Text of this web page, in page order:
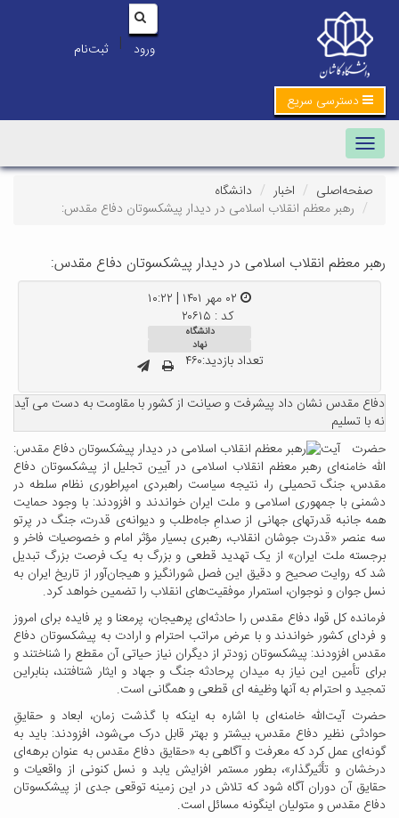
ورود | ثبت‌نام
دسترسی سریع
Toggle navigation
صفحه‌اصلی اخبار
دانشگاه
رهبر معظم انقلاب اسلامی در دیدار پیشکسوتان دفاع مقدس:
رهبر معظم انقلاب اسلامی در دیدار پیشکسوتان دفاع مقدس:
کد : ۲۰۶۱۵
دانشگاه
نهاد
تعداد بازدید:۴۶۰
دفاع مقدس نشان داد پیشرفت و صیانت از کشور با مقاومت به دست می آید
نه با تسلیم
حضرت آیت
الله خامنه‌ای رهبر معظم انقلاب اسلامی در آیین تجلیل از پیشکسوتان دفاع
مقدس، جنگ تحمیلی را، نتیجه سیاست راهبردی امپراطوری نظام سلطه در
دشمنی با جمهوری اسلامی و ملت ایران خواندند و افزودند: با وجود حمایت
همه جانبه قدرتهای جهانی از صدامِ جاه‌طلب و دیوانه‌ی قدرت، جنگ در پرتو
سه عنصر «قدرت جوشان انقلاب، رهبری بسیار مؤثر امام و خصوصیات فاخر و
برجسته ملت ایران» از یک تهدید قطعی و بزرگ به یک فرصت بزرگ تبدیل
شد که روایت صحیح و دقیق این فصل شورانگیز و هیجان‌آور از تاریخ ایران به
نسل جوان و نوجوان، استمرار موفقیت‌های انقلاب را تضمین خواهد کرد.
فرمانده کل قوا، دفاع مقدس را حادثه‌ای پرهیجان، پرمعنا و پر فایده برای امروز
و فردای کشور خواندند و با عرض مراتب احترام و ارادت به پیشکسوتان دفاع
مقدس افزودند: پیشکسوتان زودتر از دیگران نیاز حیاتی آن مقطع را شناختند و
برای تأمین این نیاز به میدان پرحادثه جنگ و جهاد و ایثار شتافتند، بنابراین
تمجید و احترام به آنها وظیفه ای قطعی و همگانی است.
حضرت آیت‌الله خامنه‌ای با اشاره به اینکه با گذشت زمان، ابعاد و حقایقِ
حوادثی نظیر دفاع مقدس، بیشتر و بهتر قابل درک می‌شود، افزودند: باید به
گونه‌ای عمل کرد که معرفت و آگاهی به «حقایق دفاع مقدس به عنوان برهه‌ای
درخشان و تأثیرگذار»، بطور مستمر افزایش یابد و نسل کنونی از واقعیات و
حقایق آن دوران آگاه شود که تلاش در این زمینه توقعی جدی از پیشکسوتان
دفاع مقدس و متولیان اینگونه مسائل است.